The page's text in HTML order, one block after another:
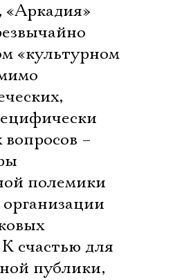
«Аркадия»
«культурном
–
полемики
счастью для
публики,